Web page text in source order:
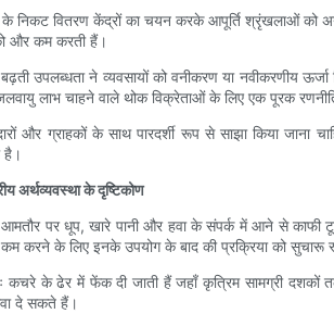
निकट वितरण केंद्रों का चयन करके आपूर्ति श्रृंखलाओं को
और कम करती हैं।
उपलब्धता ने व्यवसायों को वनीकरण या नवीकरणीय
लाभ चाहने वाले थोक विक्रेताओं के लिए एक पूरक
और ग्राहकों के साथ पारदर्शी रूप से साझा किया
है।
अर्थव्यवस्था के दृष्टिकोण
आमतौर पर धूप, खारे पानी और हवा के संपर्क में आने से
करने के लिए इनके उपयोग के बाद की प्रक्रिया को सुचारू
कचरे के ढेर में फेंक दी जाती हैं जहाँ कृत्रिम सामग्री दशकों
दे सकते हैं।